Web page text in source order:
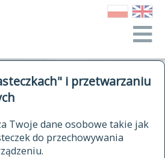
i przetwarzaniu
Twoje dane osobowe takie jak
do przechowywania
SŁOWNIK
POLSKIEGO